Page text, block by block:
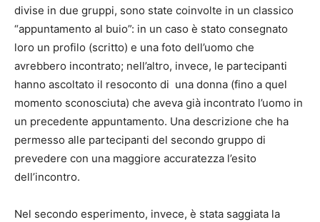
divise in due gruppi, sono state coinvolte in un classico
“appuntamento al buio”: in un caso è stato consegnato
loro un profilo (scritto) e una foto dell’uomo che
avrebbero incontrato; nell’altro, invece, le partecipanti
hanno ascoltato il resoconto di una donna (fino a quel
momento sconosciuta) che aveva già incontrato l’uomo in
un precedente appuntamento. Una descrizione che ha
permesso alle partecipanti del secondo gruppo di
prevedere con una maggiore accuratezza l’esito
dell’incontro.
Nel secondo esperimento, invece, è stata saggiata la